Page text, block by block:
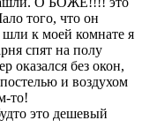
того, что он
шли к моей комнате я
спят на полу
оказался без окон,
и воздухом
то!
это дешевый